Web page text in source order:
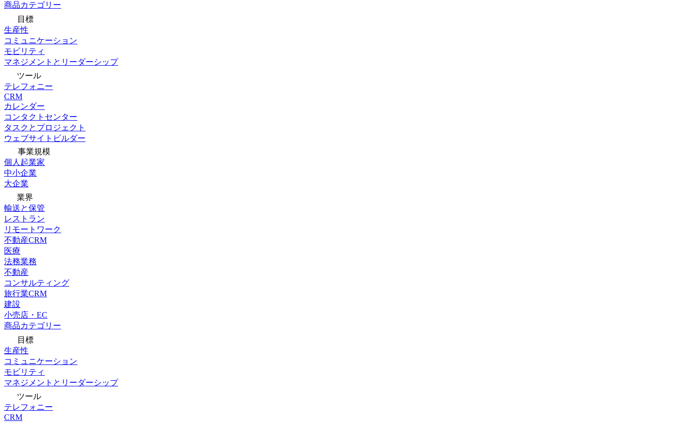
商品カテゴリー
目標
生産性
コミュニケーション
モビリティ
マネジメントとリーダーシップ
ツール
テレフォニー
CRM
カレンダー
コンタクトセンター
タスクとプロジェクト
ウェブサイトビルダー
事業規模
個人起業家
中小企業
大企業
業界
輸送と保管
レストラン
リモートワーク
不動産CRM
医療
法務業務
不動産
コンサルティング
旅行業CRM
建設
小売店・EC
商品カテゴリー
目標
生産性
コミュニケーション
モビリティ
マネジメントとリーダーシップ
ツール
テレフォニー
CRM